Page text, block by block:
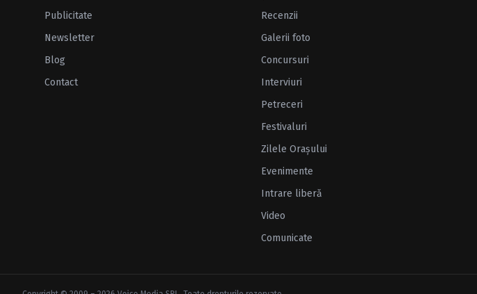
Publicitate
Newsletter
Blog
Contact
Recenzii
Galerii foto
Concursuri
Interviuri
Petreceri
Festivaluri
Zilele Oraşului
Evenimente
Intrare liberă
Video
Comunicate